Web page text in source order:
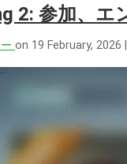
2: 参加、
on 19 February, 2026 |